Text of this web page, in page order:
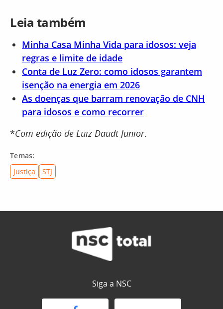
Leia também
Minha Casa Minha Vida para idosos: veja
regras e limite de idade
Conta de Luz Zero: como idosos garantem
isenção na energia em 2026
As doenças que barram renovação de CNH
para idosos e como recorrer
*Com edição de Luiz Daudt Junior.
Temas:
Justiça
STJ
Siga a NSC